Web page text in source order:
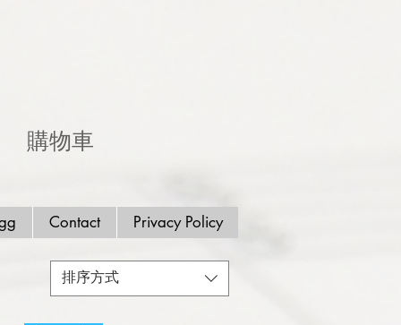
購物車
Contact Privacy Policy
排序方式